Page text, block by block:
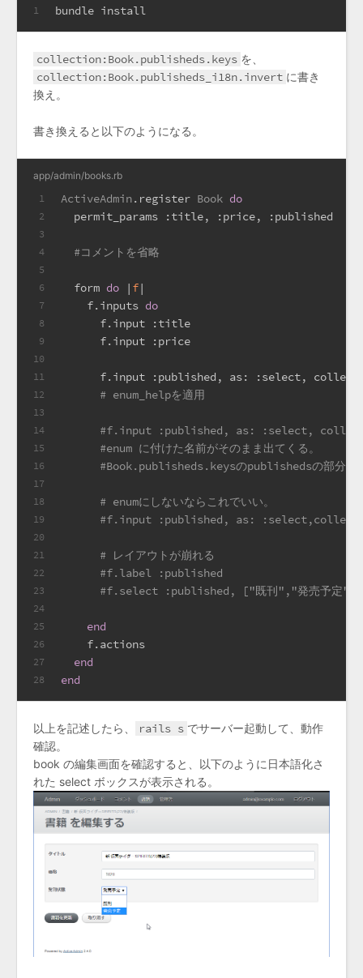
1 bundle install
collection:Book.publisheds.keys を、
collection:Book.publisheds_i18n.invert に書き
換え。
書き換えると以下のようになる。
app/admin/books.rb
1
2
3
4
5
6
7
8
9
10
11
12
13
14
15
16
17
18
19
20
21
22
23
24
25
26
27
28
ActiveAdmin.register Book do
  permit_params
:title, :price, :published
#コメントを省略
  form
do | f|
    f.inputs
do
      f.input
:title
      f.input
:price
      f.input
:published , as: :select,
# enum_helpを適用
#f.input :published, as: :select,
#enum に付けた名前がそのまま出てくる。
#Book.publisheds.keysのpublishedsの部分がs
# enumにしないならこれでいい。
#f.input :published, as:
# レイアウトが崩れる
#f.label :published
#f.select :published, ["既刊","発売予定"]
end
    f.actions
end
end
以上を記述したら、 rails s でサーバー起動して、動作
確認。
book の編集画面を確認すると、以下のように日本語化さ
れた select ボックスが表示される。